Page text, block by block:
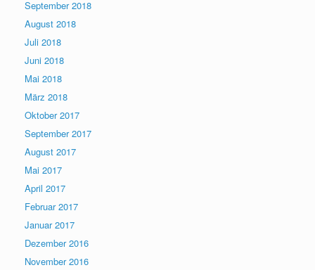
September 2018
August 2018
Juli 2018
Juni 2018
Mai 2018
März 2018
Oktober 2017
September 2017
August 2017
Mai 2017
April 2017
Februar 2017
Januar 2017
Dezember 2016
November 2016